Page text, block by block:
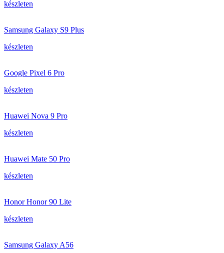
készleten
Samsung Galaxy S9 Plus
készleten
Google Pixel 6 Pro
készleten
Huawei Nova 9 Pro
készleten
Huawei Mate 50 Pro
készleten
Honor Honor 90 Lite
készleten
Samsung Galaxy A56